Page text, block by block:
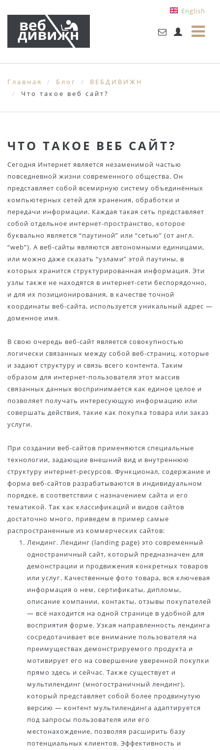
English
Главная Блог
ВЕБДИВИЖН
Что такое веб сайт?
ЧТО ТАКОЕ ВЕБ САЙТ?
Сегодня Интернет является незаменимой частью
повседневной жизни современного общества. Он
представляет собой всемирную систему объединённых
компьютерных сетей для хранения, обработки и
передачи информации. Каждая такая сеть представляет
собой отдельное интернет-пространство, которое
буквально является “паутиной” или “сетью” (от англ.
“web”). А веб-сайты являются автономными единицами,
или можно даже сказать “узлами” этой паутины, в
которых хранится структурированная информация. Эти
узлы также не находятся в интернет-сети беспорядочно,
и для их позиционирования, в качестве точной
координаты веб-сайта, используется уникальный адрес —
доменное имя.
В свою очередь веб-сайт является совокупностью
логически связанных между собой веб-страниц, которые
и задают структуру и связь всего контента. Таким
образом для интернет-пользователя этот массив
связанных данных воспринимается как единое целое и
позволяет получать интересующую информацию или
совершать действия, такие как покупка товара или заказ
услуги.
При создании веб-сайтов применяются специальные
технологии, задающие внешний вид и внутреннюю
структуру интернет-ресурсов. Функционал, содержание и
форма веб-сайтов разрабатываются в индивидуальном
порядке, в соответствии с назначением сайта и его
тематикой. Так как классификаций и видов сайтов
достаточно много, приведем в пример самые
распространенные из коммерческих сайтов:
Лендинг. Лендинг (landing page) это современный
одностраничный сайт, который предназначен для
демонстрации и продвижения конкретных товаров
или услуг. Качественные фото товара, вся ключевая
информация о нем, сертификаты, дипломы,
описание компании, контакты, отзывы покупателей
— всё находится на одной странице в удобной для
восприятия форме. Узкая направленность лендинга
сосредотачивает все внимание пользователя на
преимуществах демонстрируемого продукта и
мотивирует его на совершение уверенной покупки
прямо здесь и сейчас. Также существует и
мультилендинг (многостраничный лендинг),
который представляет собой более продвинутую
версию — контент мультилендинга адаптируется
под запросы пользователя или его
местонахождение, позволяя расширить базу
потенциальных клиентов. Эффективность и